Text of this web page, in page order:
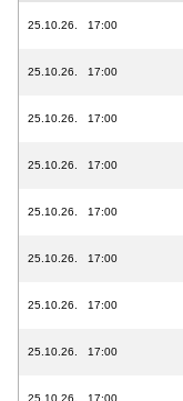
25.10.26. 17:00
25.10.26. 17:00
25.10.26. 17:00
25.10.26. 17:00
25.10.26. 17:00
25.10.26. 17:00
25.10.26. 17:00
25.10.26. 17:00
25.10.26. 17:00